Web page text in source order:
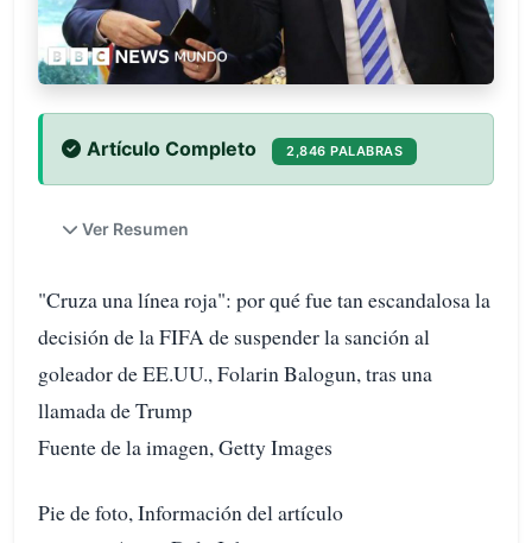
Artículo Completo 2,846 PALABRAS
Ver Resumen
"Cruza una línea roja": por qué fue tan escandalosa la
decisión de la FIFA de suspender la sanción al
goleador de EE.UU., Folarin Balogun, tras una
llamada de Trump
Fuente de la imagen, Getty Images
Pie de foto, Información del artículo